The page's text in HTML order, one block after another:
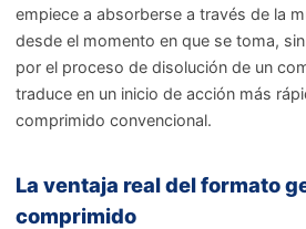
empiece a absorberse a través de la
desde el momento en que se toma,
por el proceso de disolución de un
traduce en un inicio de acción más
comprimido convencional.
La ventaja real del formato
comprimido